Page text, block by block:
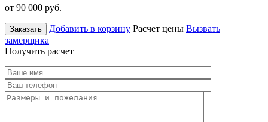
от 90 000 руб.
Заказать Добавить в корзину Расчет цены Вызвать
замерщика
Получить расчет